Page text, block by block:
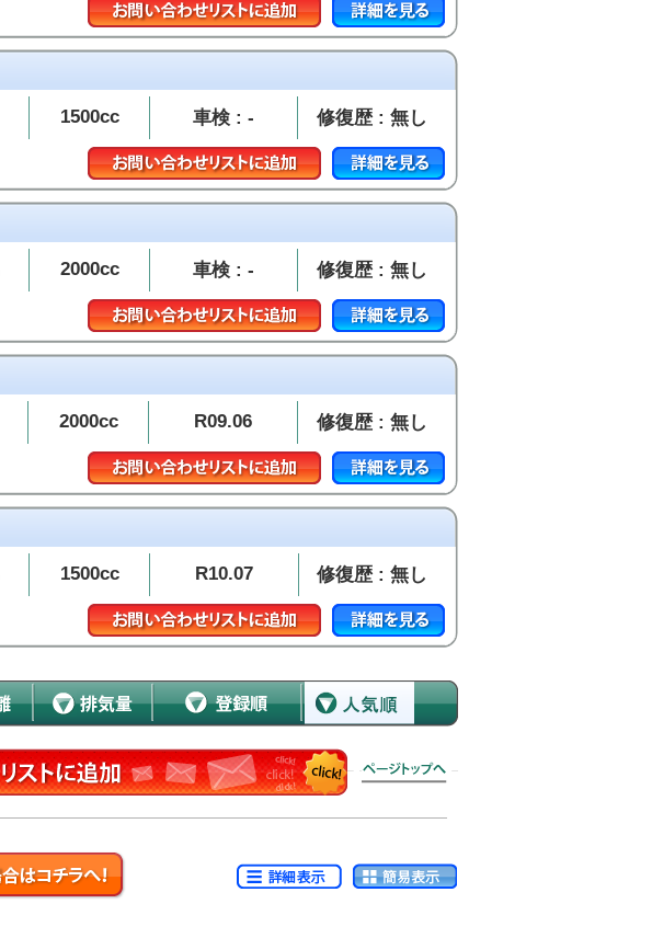
1500cc 車検 : - 修復歴 : 無し
2000cc 車検 : - 修復歴 : 無し
2000cc R09.06 修復歴 : 無し
1500cc R10.07 修復歴 : 無し